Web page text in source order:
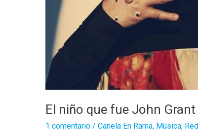
El niño que fue John Grant
1 comentario / Canela En Rama, Música,